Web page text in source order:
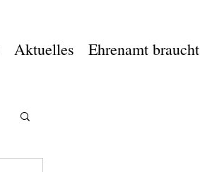
Aktuelles Ehrenamt